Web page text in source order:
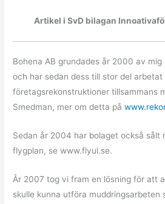
Artikel i SvD bilagan
Bohena AB grundades år 2000 av mig
och har sedan dess till stor del arbetat
företagsrekonstruktioner tillsammans
Smedman, mer om detta på
Sedan år 2004 har bolaget också sålt
flygplan, se www.flyul.se.
År 2007 tog vi fram en lösning för att
skulle kunna utföra muddringsarbeten